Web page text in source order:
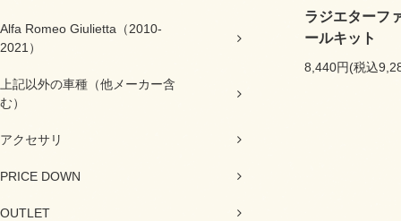
Alfa Romeo Giulietta（2010-
2021）
上記以外の車種（他メーカー含
む）
アクセサリ
PRICE DOWN
OUTLET
ラジエターフ
ールキット
8,440円(税込